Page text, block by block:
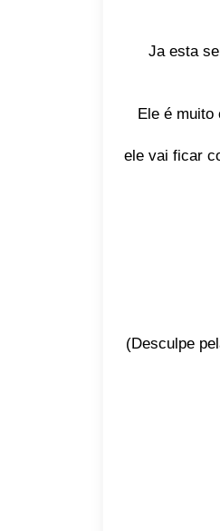
Ja esta
Ele é muito
ele vai ficar
(Desculpe